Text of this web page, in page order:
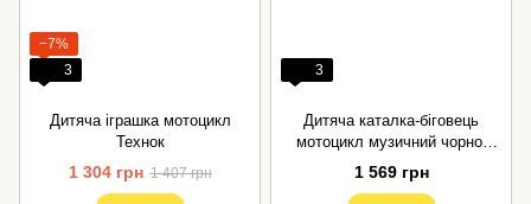
−7%
3
Дитяча іграшка мотоцикл
Технок
1 304 грн 1 407 грн
3
Дитяча каталка-біговець
мотоцикл музичний чорно-
салатовий Технок
1 569 грн